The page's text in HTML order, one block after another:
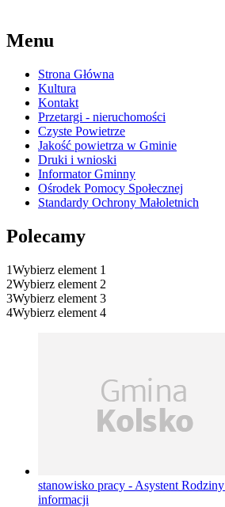
Menu
Strona Główna
Kultura
Kontakt
Przetargi - nieruchomości
Czyste Powietrze
Jakość powietrza w Gminie
Druki i wnioski
Informator Gminny
Ośrodek Pomocy Społecznej
Standardy Ochrony Małoletnich
Polecamy
1Wybierz element 1
2Wybierz element 2
3Wybierz element 3
4Wybierz element 4
stanowisko pracy - Asystent Rodziny
informacji